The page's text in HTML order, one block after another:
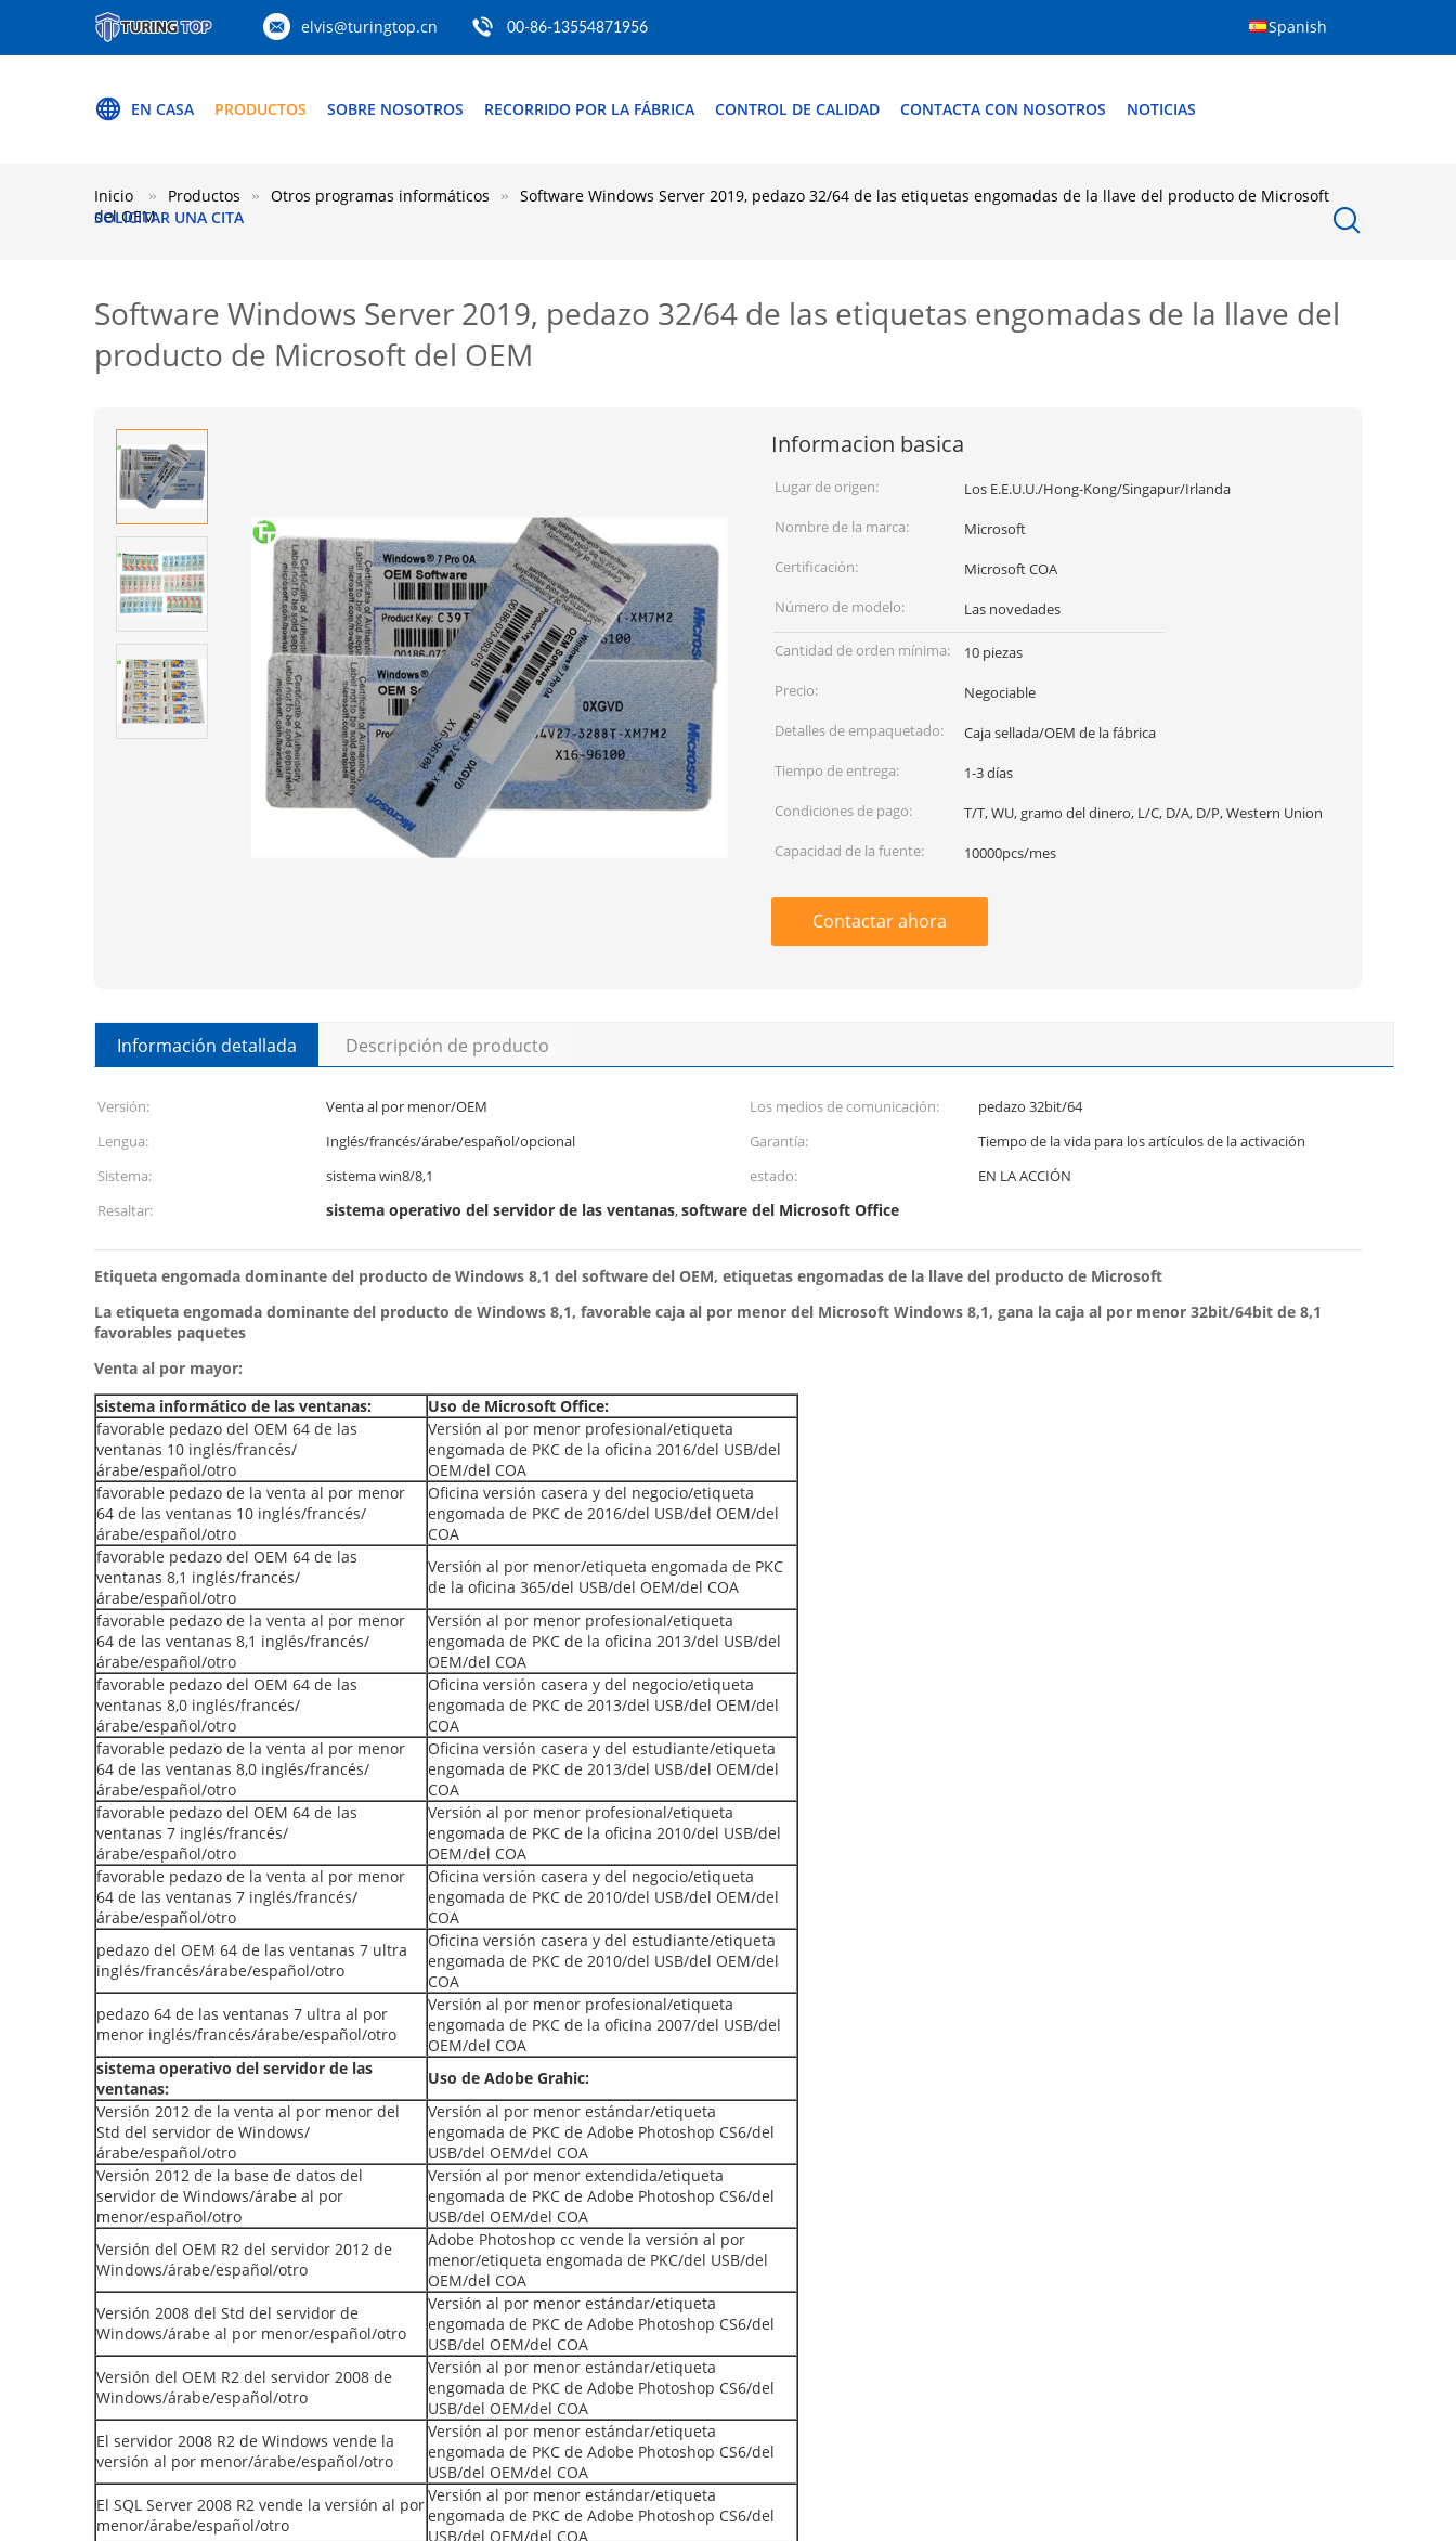
elvis@turingtop.cn 00-86-13554871956 Spanish
EN CASA PRODUCTOS SOBRE NOSOTROS RECORRIDO POR LA FÁBRICA CONTROL DE CALIDAD CONTACTA CON NOSOTROS NOTICIAS
SOLICITAR UNA CITA
Inicio Productos Otros programas informáticos
Software Windows Server 2019, pedazo 32/64 de las etiquetas engomadas de la llave del producto de Microsoft
del OEM
Software Windows Server 2019, pedazo 32/64 de las etiquetas engomadas de la llave del
producto de Microsoft del OEM
Informacion basica
Lugar de origen:
Los E.E.U.U./Hong-Kong/Singapur/Irlanda
Nombre de la marca:
Microsoft
Certificación:
Microsoft COA
Número de modelo:
Las novedades
Cantidad de orden mínima:
10 piezas
Precio:
Negociable
Detalles de empaquetado:
Caja sellada/OEM de la fábrica
Tiempo de entrega:
1-3 días
Condiciones de pago:
T/T, WU, gramo del dinero, L/C, D/A, D/P, Western Union
Capacidad de la fuente:
10000pcs/mes
Contactar ahora
Información detallada Descripción de producto
Versión: Venta al por menor/OEM Los medios de comunicación:
pedazo 32bit/64
Lengua:
Inglés/francés/árabe/español/opcional Garantía:
Tiempo de la vida para los artículos de la activación
Sistema:
sistema win8/8,1 estado:
EN LA ACCIÓN
Resaltar:
sistema operativo del servidor de las ventanas,software del Microsoft Office
Etiqueta engomada dominante del producto de Windows 8,1 del software del OEM, etiquetas engomadas de la llave del producto de Microsoft
La etiqueta engomada dominante del producto de Windows 8,1, favorable caja al por menor del Microsoft Windows 8,1, gana la caja al por menor 32bit/64bit de 8,1
favorables paquetes
Venta al por mayor:
sistema informático de las ventanas:
Uso de Microsoft Office:
favorable pedazo del OEM 64 de las
ventanas 10 inglés/francés/
árabe/español/otro
Versión al por menor profesional/etiqueta
engomada de PKC de la oficina 2016/del USB/del
OEM/del COA
favorable pedazo de la venta al por menor
64 de las ventanas 10 inglés/francés/
árabe/español/otro
Oficina versión casera y del negocio/etiqueta
engomada de PKC de 2016/del USB/del OEM/del
COA
favorable pedazo del OEM 64 de las
ventanas 8,1 inglés/francés/
árabe/español/otro
Versión al por menor/etiqueta engomada de PKC
de la oficina 365/del USB/del OEM/del COA
favorable pedazo de la venta al por menor
64 de las ventanas 8,1 inglés/francés/
árabe/español/otro
Versión al por menor profesional/etiqueta
engomada de PKC de la oficina 2013/del USB/del
OEM/del COA
favorable pedazo del OEM 64 de las
ventanas 8,0 inglés/francés/
árabe/español/otro
Oficina versión casera y del negocio/etiqueta
engomada de PKC de 2013/del USB/del OEM/del
COA
favorable pedazo de la venta al por menor
64 de las ventanas 8,0 inglés/francés/
árabe/español/otro
Oficina versión casera y del estudiante/etiqueta
engomada de PKC de 2013/del USB/del OEM/del
COA
favorable pedazo del OEM 64 de las
ventanas 7 inglés/francés/
árabe/español/otro
Versión al por menor profesional/etiqueta
engomada de PKC de la oficina 2010/del USB/del
OEM/del COA
favorable pedazo de la venta al por menor
64 de las ventanas 7 inglés/francés/
árabe/español/otro
Oficina versión casera y del negocio/etiqueta
engomada de PKC de 2010/del USB/del OEM/del
COA
pedazo del OEM 64 de las ventanas 7 ultra
inglés/francés/árabe/español/otro
Oficina versión casera y del estudiante/etiqueta
engomada de PKC de 2010/del USB/del OEM/del
COA
pedazo 64 de las ventanas 7 ultra al por
menor inglés/francés/árabe/español/otro
Versión al por menor profesional/etiqueta
engomada de PKC de la oficina 2007/del USB/del
OEM/del COA
sistema operativo del servidor de las
ventanas:
Uso de Adobe Grahic:
Versión 2012 de la venta al por menor del
Std del servidor de Windows/
árabe/español/otro
Versión al por menor estándar/etiqueta
engomada de PKC de Adobe Photoshop CS6/del
USB/del OEM/del COA
Versión 2012 de la base de datos del
servidor de Windows/árabe al por
menor/español/otro
Versión al por menor extendida/etiqueta
engomada de PKC de Adobe Photoshop CS6/del
USB/del OEM/del COA
Versión del OEM R2 del servidor 2012 de
Windows/árabe/español/otro
Adobe Photoshop cc vende la versión al por
menor/etiqueta engomada de PKC/del USB/del
OEM/del COA
Versión 2008 del Std del servidor de
Windows/árabe al por menor/español/otro
Versión al por menor estándar/etiqueta
engomada de PKC de Adobe Photoshop CS6/del
USB/del OEM/del COA
Versión del OEM R2 del servidor 2008 de
Windows/árabe/español/otro
Versión al por menor estándar/etiqueta
engomada de PKC de Adobe Photoshop CS6/del
USB/del OEM/del COA
El servidor 2008 R2 de Windows vende la
versión al por menor/árabe/español/otro
Versión al por menor estándar/etiqueta
engomada de PKC de Adobe Photoshop CS6/del
USB/del OEM/del COA
El SQL Server 2008 R2 vende la versión al por
menor/árabe/español/otro
Versión al por menor estándar/etiqueta
engomada de PKC de Adobe Photoshop CS6/del
USB/del OEM/del COA